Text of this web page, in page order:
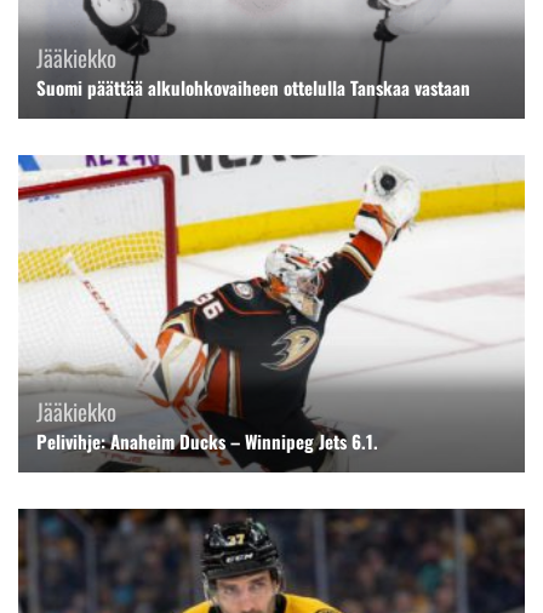
Jääkiekko
Suomi päättää alkulohkovaiheen ottelulla Tanskaa vastaan
Jääkiekko
Pelivihje: Anaheim Ducks – Winnipeg Jets 6.1.